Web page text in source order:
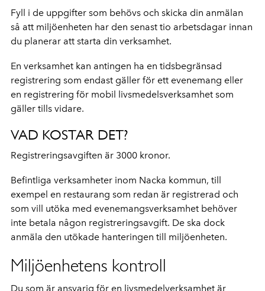
Fyll i de uppgifter som behövs och skicka din anmälan
så att miljöenheten har den senast tio arbetsdagar innan
du planerar att starta din verksamhet.
En verksamhet kan antingen ha en tidsbegränsad
registrering som endast gäller för ett evenemang eller
en registrering för mobil livsmedelsverksamhet som
gäller tills vidare.
VAD KOSTAR DET?
Registreringsavgiften är 3000 kronor.
Befintliga verksamheter inom Nacka kommun, till
exempel en restaurang som redan är registrerad och
som vill utöka med evenemangsverksamhet behöver
inte betala någon registreringsavgift. De ska dock
anmäla den utökade hanteringen till miljöenheten.
Miljöenhetens kontroll
Du som är ansvarig för en livsmedelverksamhet är